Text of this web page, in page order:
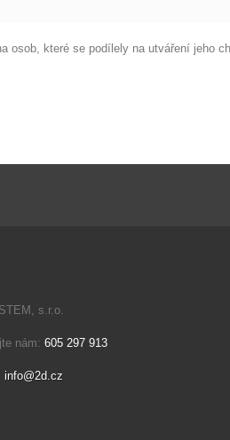
osob, které se podílely na utváření jeho
s.r.o.
nám: 605 297 913
info@2d.cz